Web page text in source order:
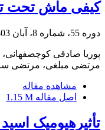
کیفی ماش تحت
دوره 55، شماره 8، آبان 1403، صفحه
پوریا صادقی
مرتضی مبلغی، مرتضی
مشاهده مقاله
اصل مقاله 1.15 M
تأثیرهیومیک